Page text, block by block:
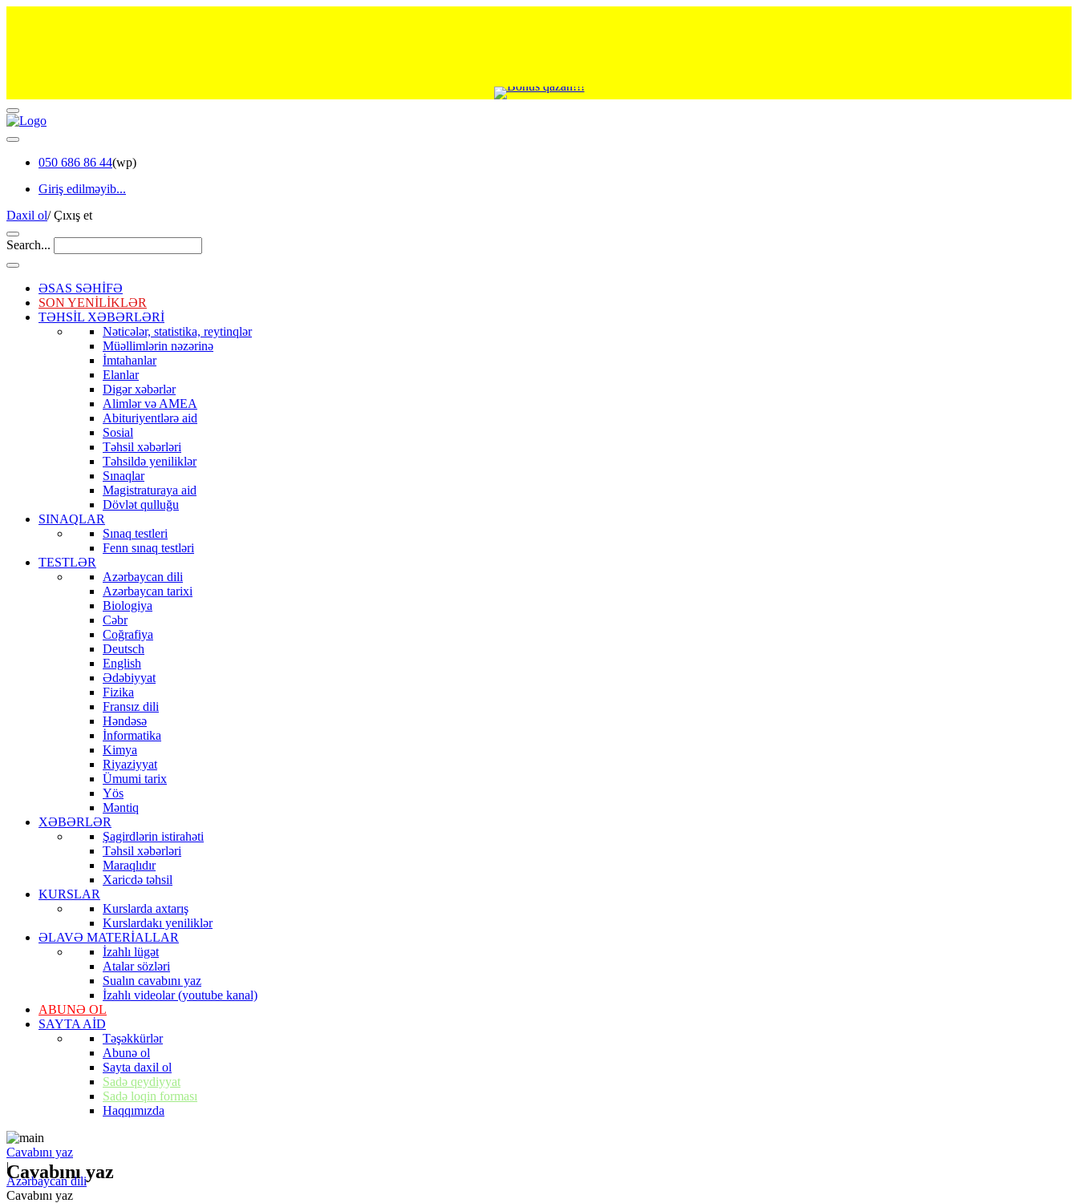
050 686 86 44(wp)
Giriş edilməyib...
Daxil ol/Çıxış et
Search...
ƏSAS SƏHİFƏ
SON YENİLİKLƏR
TƏHSİL XƏBƏRLƏRİ
Nəticələr, statistika, reytinqlər
Müəllimlərin nəzərinə
İmtahanlar
Elanlar
Digər xəbərlər
Alimlər və AMEA
Abituriyentlərə aid
Sosial
Təhsil xəbərləri
Təhsildə yeniliklər
Sınaqlar
Magistraturaya aid
Dövlət qulluğu
SINAQLAR
Sınaq testleri
Fenn sınaq testləri
TESTLƏR
Azərbaycan dili
Azərbaycan tarixi
Biologiya
Cəbr
Coğrafiya
Deutsch
English
Ədəbiyyat
Fizika
Fransız dili
Həndəsə
İnformatika
Kimya
Riyaziyyat
Ümumi tarix
Yös
Məntiq
XƏBƏRLƏR
Şagirdlərin istirahəti
Təhsil xəbərləri
Maraqlıdır
Xaricdə təhsil
KURSLAR
Kurslarda axtarış
Kurslardakı yeniliklər
ƏLAVƏ MATERİALLAR
İzahlı lügət
Atalar sözləri
Sualın cavabını yaz
İzahlı videolar (youtube kanal)
ABUNƏ OL
SAYTA AİD
Təşəkkürlər
Abunə ol
Sayta daxil ol
Sadə qeydiyyat
Sadə loqin forması
Haqqımızda
Cavabını yaz
Cavabını yaz
|
Azərbaycan dili
Cavabını yaz